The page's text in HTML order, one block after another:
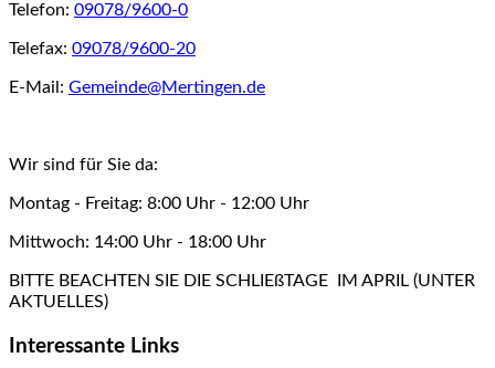
Telefon: 09078/9600-0
Telefax: 09078/9600-20
E-Mail: Gemeinde@Mertingen.de
Wir sind für Sie da:
Montag - Freitag: 8:00 Uhr - 12:00 Uhr
Mittwoch: 14:00 Uhr - 18:00 Uhr
BITTE BEACHTEN SIE DIE SCHLIEßTAGE IM APRIL (UNTER
AKTUELLES)
Interessante Links